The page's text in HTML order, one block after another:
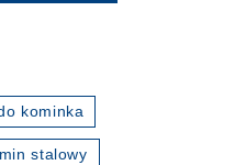
kominka
stalowy